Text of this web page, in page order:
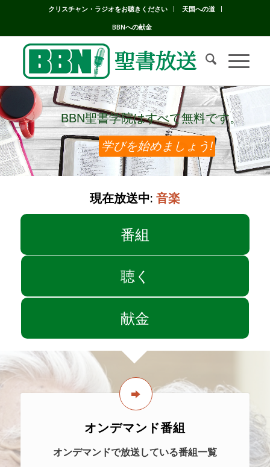
クリスチャン・ラジオをお聴きください
天国への道
BBNへの献金
BBN聖書学院はすべて無料です。
BBN聖書学院はすべて無料です。
学びを始めましょう!
現在放送中: 音楽
番組
聴く
献金
オンデマンド番組
オンデマンドで放送している番組一覧